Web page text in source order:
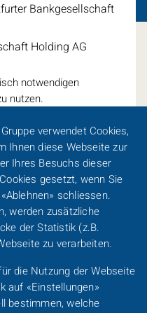
verwendet Cookies,
Ihnen diese Webseite zur
Ihres Besuchs dieser
Cookies gesetzt, wenn Sie
schliessen.
werden zusätzliche
der Statistik (z.B.
zu verarbeiten.
die Nutzung der Webseite
auf «Einstellungen»
bestimmen, welche
Bankgesellschaft
Holding AG
notwendigen
nutzen.
Barrierefreiheit
Datenschutz